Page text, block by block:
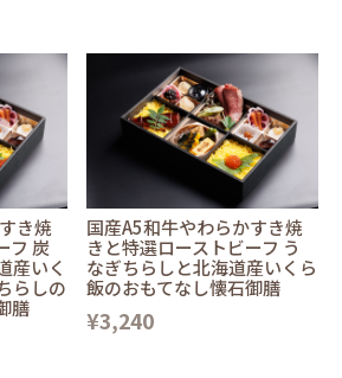
き焼
フ 炭
産いく
らしの
膳
国産A5和牛やわらかすき焼
きと特選ローストビーフ う
なぎちらしと北海道産いくら
飯のおもてなし懐石御膳
¥3,240